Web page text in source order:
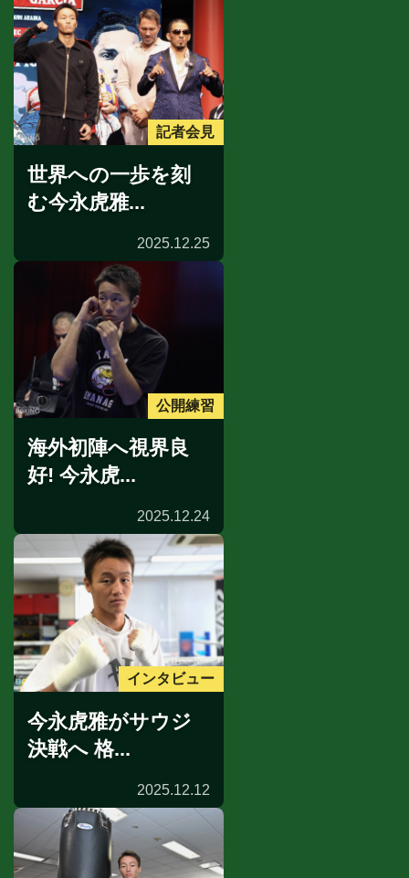
記者会見
世界への一歩を刻
む今永虎雅...
2025.12.25
公開練習
海外初陣へ視界良
好! 今永虎...
2025.12.24
インタビュー
今永虎雅がサウジ
決戦へ 格...
2025.12.12